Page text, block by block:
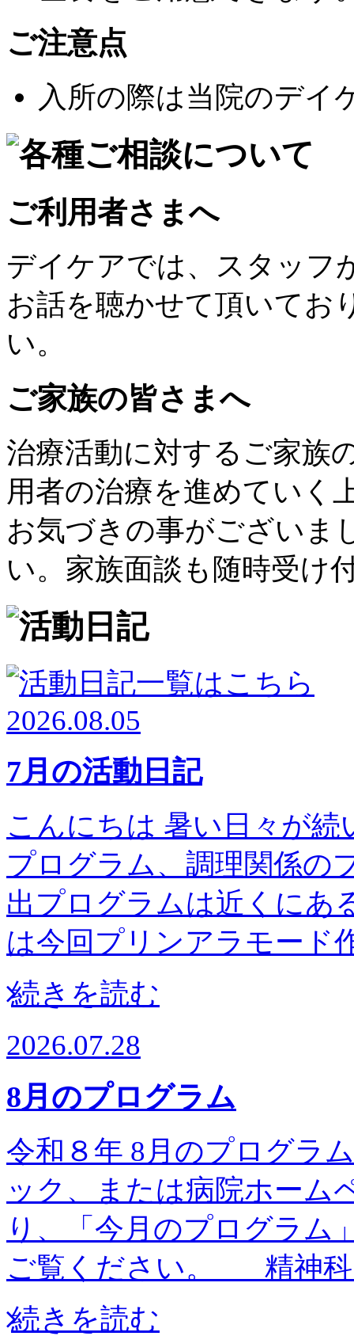
ご注意点
入所の際は当院のデイ
ご利用者さまへ
デイケアでは、スタッフ
お話を聴かせて頂いてお
い。
ご家族の皆さまへ
治療活動に対するご家族
用者の治療を進めていく
お気づきの事がございま
い。家族面談も随時受け
2026.08.05
7月の活動日記
こんにちは 暑い日々が
プログラム、調理関係
出プログラムは近くにあ
は今回プリンアラモー
続きを読む
2026.07.28
8月のプログラム
令和８年 8月のプログラ
ック、または病院ホーム
り、「今月のプログラム
ご覧ください。 精神科
続きを読む